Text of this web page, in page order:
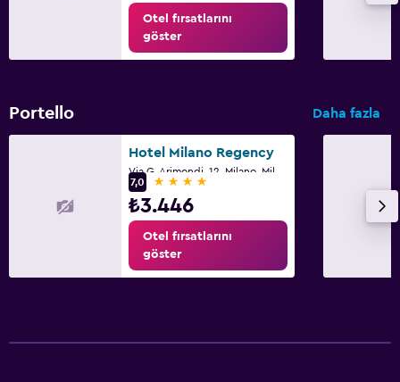
Otel fırsatlarını
göster
Portello Daha fazla
Hotel Milano Regency
7,0
4 yıldız
₺3.446
Otel fırsatlarını
göster